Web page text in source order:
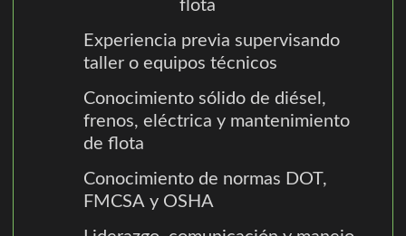
flota
Experiencia previa supervisando
taller o equipos técnicos
Conocimiento sólido de diésel,
frenos, eléctrica y mantenimiento
de flota
Conocimiento de normas DOT,
FMCSA y OSHA